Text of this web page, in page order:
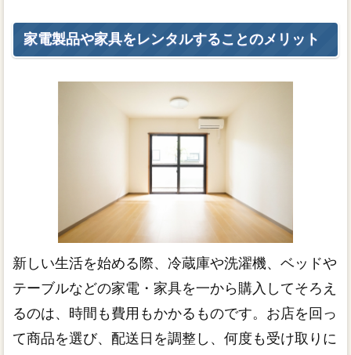
家電製品や家具をレンタルすることのメリット
新しい生活を始める際、冷蔵庫や洗濯機、ベッドや
テーブルなどの家電・家具を一から購入してそろえ
るのは、時間も費用もかかるものです。お店を回っ
て商品を選び、配送日を調整し、何度も受け取りに